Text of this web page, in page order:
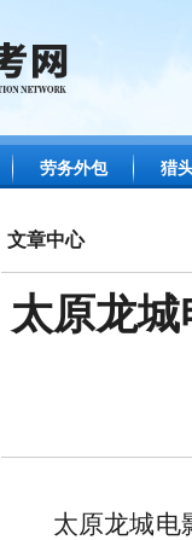
劳务外包 猎
文章中心
太原龙
太原龙城电